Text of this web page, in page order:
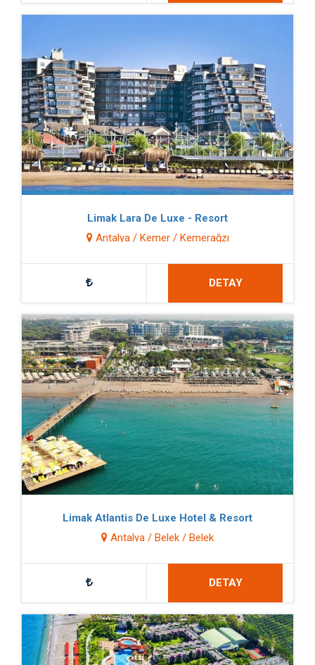
Limak Lara De Luxe - Resort
Antalya / Kemer / Kemerağzı
DETAY
Limak Atlantis De Luxe Hotel & Resort
Antalya / Belek / Belek
DETAY